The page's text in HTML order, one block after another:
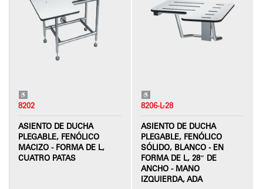
8202
ASIENTO DE DUCHA
PLEGABLE, FENÓLICO
MACIZO - FORMA DE L,
CUATRO PATAS
8206-L-28
ASIENTO DE DUCHA
PLEGABLE, FENÓLICO
SÓLIDO, BLANCO - EN
FORMA DE L, 28″ DE
ANCHO - MANO
IZQUIERDA, ADA